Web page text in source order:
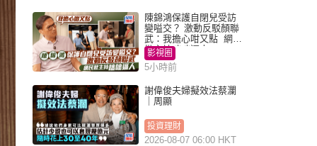
陳錦鴻保護自閉兒受訪
變嗌交？ 激動反駁顏聯
武：我擔心咁又點 網民
批主持咄咄逼人
影視圈
5小時前
謝偉俊夫婦擬效法蔡瀾
｜周顯
投資理財
2026-08-07 06:00 HKT